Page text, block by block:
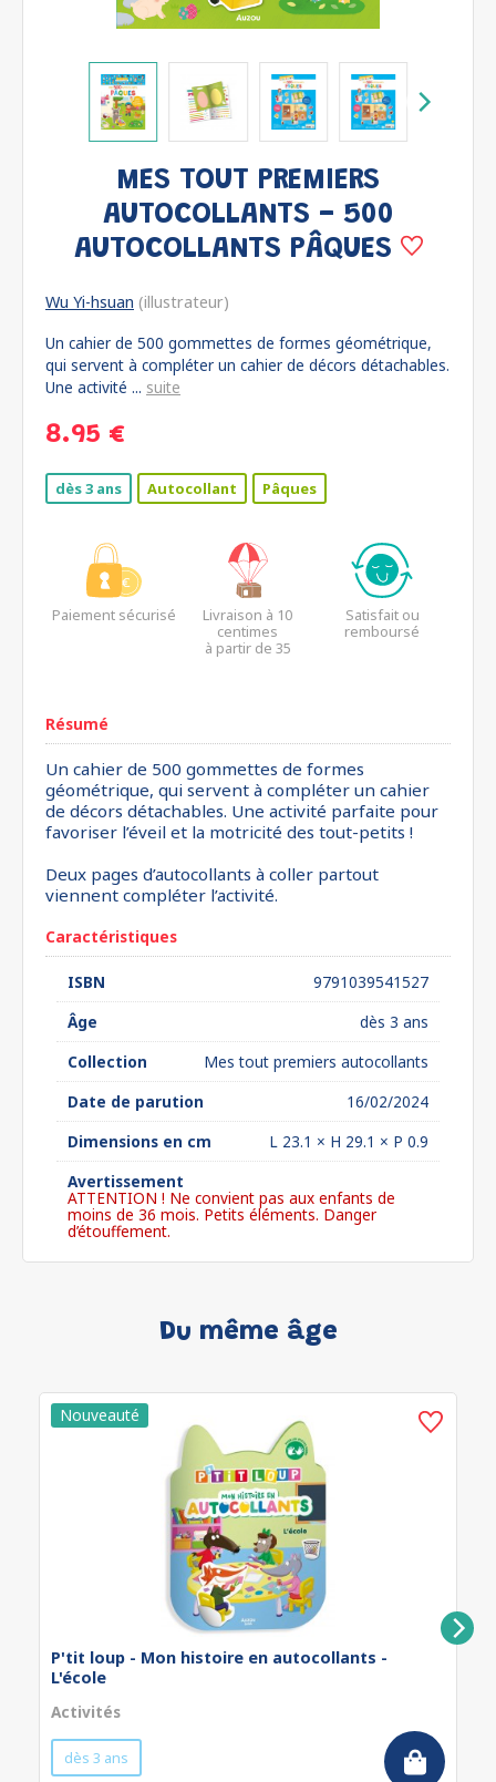
MES TOUT PREMIERS
AUTOCOLLANTS - 500
AUTOCOLLANTS PÂQUES
Wu Yi-hsuan (illustrateur)
Un cahier de 500 gommettes de formes géométrique,
qui servent à compléter un cahier de décors détachables.
Une activité ... suite
8.95 €
dès 3 ans Autocollant Pâques
Paiement sécurisé
Livraison à 10
centimes
à partir de 35
Satisfait ou
remboursé
Résumé
Un cahier de 500 gommettes de formes
géométrique, qui servent à compléter un cahier
de décors détachables. Une activité parfaite pour
favoriser l’éveil et la motricité des tout-petits !
Deux pages d’autocollants à coller partout
viennent compléter l’activité.
Caractéristiques
ISBN
9791039541527
Âge
dès 3 ans
Collection
Mes tout premiers autocollants
Date de parution
16/02/2024
Dimensions en cm
L 23.1 × H 29.1 × P 0.9
Avertissement
ATTENTION ! Ne convient pas aux enfants de
moins de 36 mois. Petits éléments. Danger
d’étouffement.
Du même âge
P'tit loup - Mon histoire en autocollants -
L'école
Activités
dès 3 ans